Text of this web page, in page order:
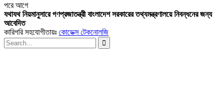
পরেআগে
যথাযথ নিয়মানুসারে গণপ্রজাতন্ত্রী বাংলাদেশ সরকারের তথ্যমন্ত্রণালয়ে নিবন্ধনের জন্য
আবেদিত
কারিগরি সহযোগীতায়ঃ কোডেক্স টেকনোলজি